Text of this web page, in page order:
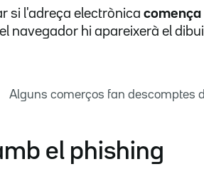
si l'adreça electrònica comença
navegador hi apareixerà el
Alguns comerços fan descomptes
el phishing